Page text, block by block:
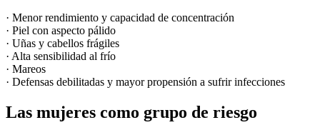
· Menor rendimiento y capacidad de concentración
· Piel con aspecto pálido
· Uñas y cabellos frágiles
· Alta sensibilidad al frío
· Mareos
· Defensas debilitadas y mayor propensión a sufrir infecciones
Las mujeres como grupo de riesgo